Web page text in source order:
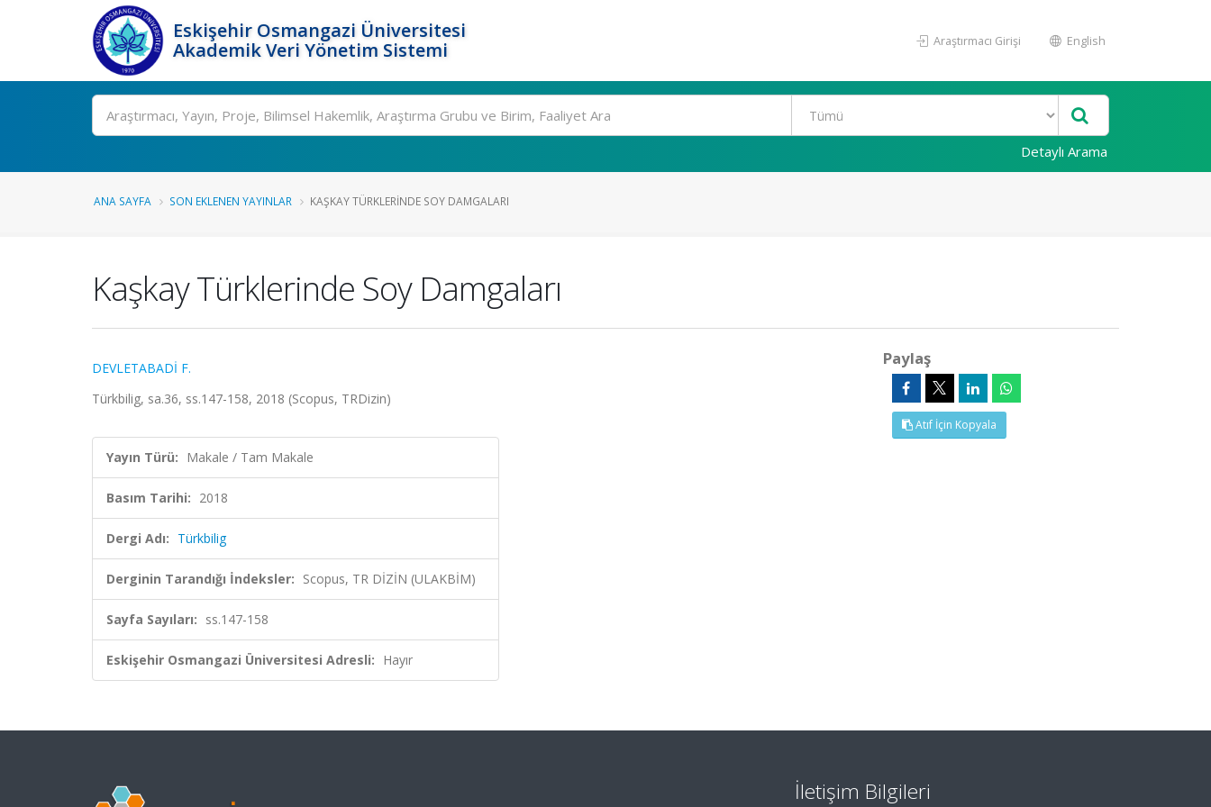
Eskişehir Osmangazi Üniversitesi
Akademik Veri Yönetim Sistemi
Araştırmacı Girişi English
Ara
Detaylı Arama
ANA SAYFA SON EKLENEN YAYINLAR KAŞKAY TÜRKLERINDE SOY DAMGALARI
Kaşkay Türklerinde Soy Damgaları
DEVLETABADİ F.
Türkbilig, sa.36, ss.147-158, 2018 (Scopus, TRDizin)
Yayın Türü: Makale / Tam Makale
Basım Tarihi: 2018
Dergi Adı: Türkbilig
Derginin Tarandığı İndeksler: Scopus, TR DİZİN (ULAKBİM)
Sayfa Sayıları: ss.147-158
Eskişehir Osmangazi Üniversitesi Adresli: Hayır
Paylaş
Atıf İçin Kopyala
İletişim Bilgileri